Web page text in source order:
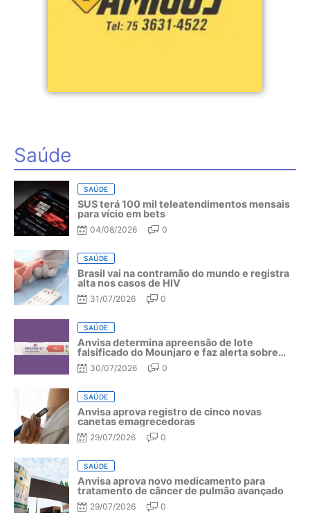
Saúde
SAÚDE
SUS terá 100 mil teleatendimentos mensais
para vício em bets
04/08/2026 0
SAÚDE
Brasil vai na contramão do mundo e registra
alta nos casos de HIV
31/07/2026 0
SAÚDE
Anvisa determina apreensão de lote
falsificado do Mounjaro e faz alerta sobre
riscos do medicamento
30/07/2026 0
SAÚDE
Anvisa aprova registro de cinco novas
canetas emagrecedoras
29/07/2026 0
SAÚDE
Anvisa aprova novo medicamento para
tratamento de câncer de pulmão avançado
29/07/2026 0